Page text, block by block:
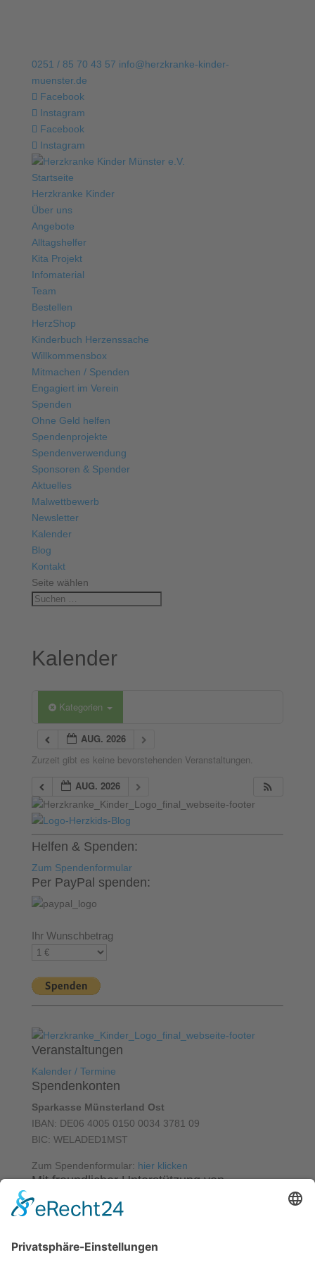
0251 / 85 70 43 57 info@herzkranke-kinder-
muenster.de
Facebook
Instagram
Facebook
Instagram
Startseite
Herzkranke Kinder
Über uns
Angebote
Alltagshelfer
Kita Projekt
Infomaterial
Team
Bestellen
HerzShop
Kinderbuch Herzenssache
Willkommensbox
Mitmachen / Spenden
Engagiert im Verein
Spenden
Ohne Geld helfen
Spendenprojekte
Spendenverwendung
Sponsoren & Spender
Aktuelles
Malwettbewerb
Newsletter
Kalender
Blog
Kontakt
Seite wählen
Kalender
Kategorien
AUG. 2026
Zurzeit gibt es keine bevorstehenden Veranstaltungen.
AUG. 2026
Helfen & Spenden:
Zum Spendenformular
Per PayPal spenden:
Ihr Wunschbetrag
Veranstaltungen
Kalender / Termine
Spendenkonten
Sparkasse Münsterland Ost
IBAN: DE06 4005 0150 0034 3781 09
BIC: WELADED1MST
Zum Spendenformular: hier klicken
Mit freundlicher Unterstützung von
Datenschutz
Facebook